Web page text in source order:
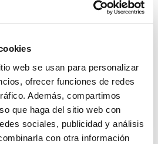
web se usan para personalizar
ofrecer funciones de redes
Además, compartimos
que haga del sitio web con
sociales, publicidad y análisis
con otra información
vídeo, María del Pilar
especializada en salud...
Saber más